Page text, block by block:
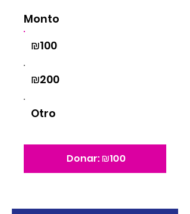
Monto
₪100
₪200
Otro
Donar: ₪100